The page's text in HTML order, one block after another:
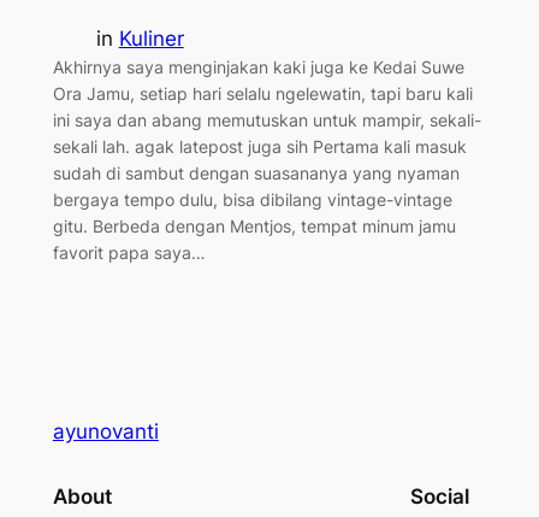
in Kuliner
Akhirnya saya menginjakan kaki juga ke Kedai Suwe
Ora Jamu, setiap hari selalu ngelewatin, tapi baru kali
ini saya dan abang memutuskan untuk mampir, sekali-
sekali lah. agak latepost juga sih Pertama kali masuk
sudah di sambut dengan suasananya yang nyaman
bergaya tempo dulu, bisa dibilang vintage-vintage
gitu. Berbeda dengan Mentjos, tempat minum jamu
favorit papa saya…
ayunovanti
About Social